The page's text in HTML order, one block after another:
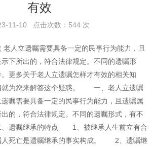
有效
11-10 点击次数：544 次
人立遗嘱需要具备一定的民事行为能力，且
下所出的，符合法律规定。不同的遗嘱形
更多关于老人立遗嘱怎样才有效的相关知
就为您来解答这个疑惑。 一、老人立遗嘱
需要具备一定的民事行为能力，且遗嘱属
的，符合法律规定。不同的遗嘱形式，有不
遗嘱继承的特点 1、被继承人生前立有合
人死亡是遗嘱继承的事实构成。 2、遗嘱继